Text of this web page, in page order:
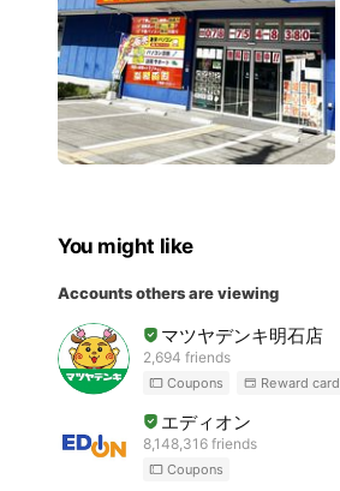
You might like
Accounts others are viewing
マツヤデンキ明石店
2,694 friends
Coupons Reward card
エディオン
8,148,316 friends
Coupons